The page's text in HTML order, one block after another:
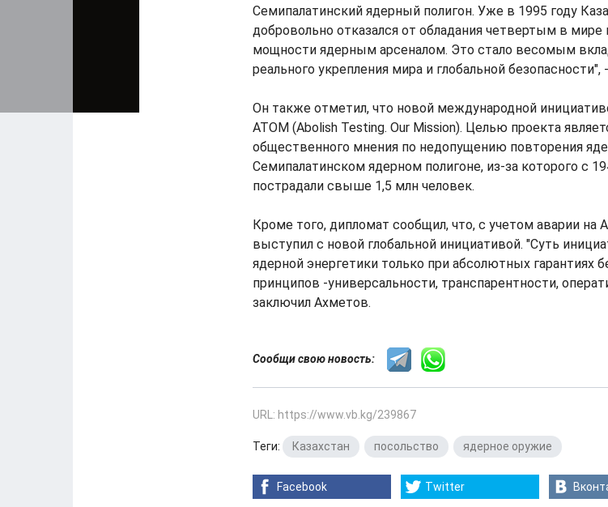
Семипалатинский ядерный полигон. Уже в 1995 году
добровольно отказался от обладания четвертым в мире
мощности ядерным арсеналом. Это стало весомым
реального укрепления мира и глобальной
Он также отметил, что новой международной
АТОМ (Abolish Testing. Our Mission). Целью проекта
общественного мнения по недопущению повторения
Семипалатинском ядерном полигоне, из-за которого с
пострадали свыше 1,5 млн человек.
Кроме того, дипломат сообщил, что, с учетом аварии на
выступил с новой глобальной инициативой. "Суть
ядерной энергетики только при абсолютных гарантиях
принципов -универсальности, транспарентности,
заключил Ахметов.
Сообщи свою новость:
URL: https://www.vb.kg/239867
Теги: Казахстан посольство ядерное оружие
Facebook Twitter